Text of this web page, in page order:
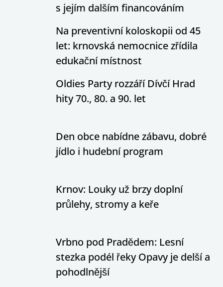
s jejím dalším financováním
Na preventivní koloskopii od 45
let: krnovská nemocnice zřídila
edukační místnost
Oldies Party rozzáří Dívčí Hrad
hity 70., 80. a 90. let
Den obce nabídne zábavu, dobré
jídlo i hudební program
Krnov: Louky už brzy doplní
průlehy, stromy a keře
Vrbno pod Pradědem: Lesní
stezka podél řeky Opavy je delší a
pohodlnější